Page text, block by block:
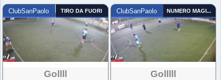
ClubSanPaolo TIRO DA FUORI
Gollll
ClubSanPaolo NUMERO MAGICO
Golllll